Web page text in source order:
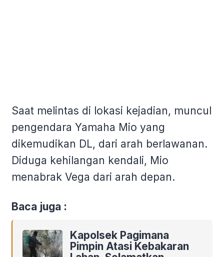
Saat melintas di lokasi kejadian, muncul
pengendara Yamaha Mio yang
dikemudikan DL, dari arah berlawanan.
Diduga kehilangan kendali, Mio
menabrak Vega dari arah depan.
Baca juga :
Kapolsek Pagimana
Pimpin Atasi Kebakaran